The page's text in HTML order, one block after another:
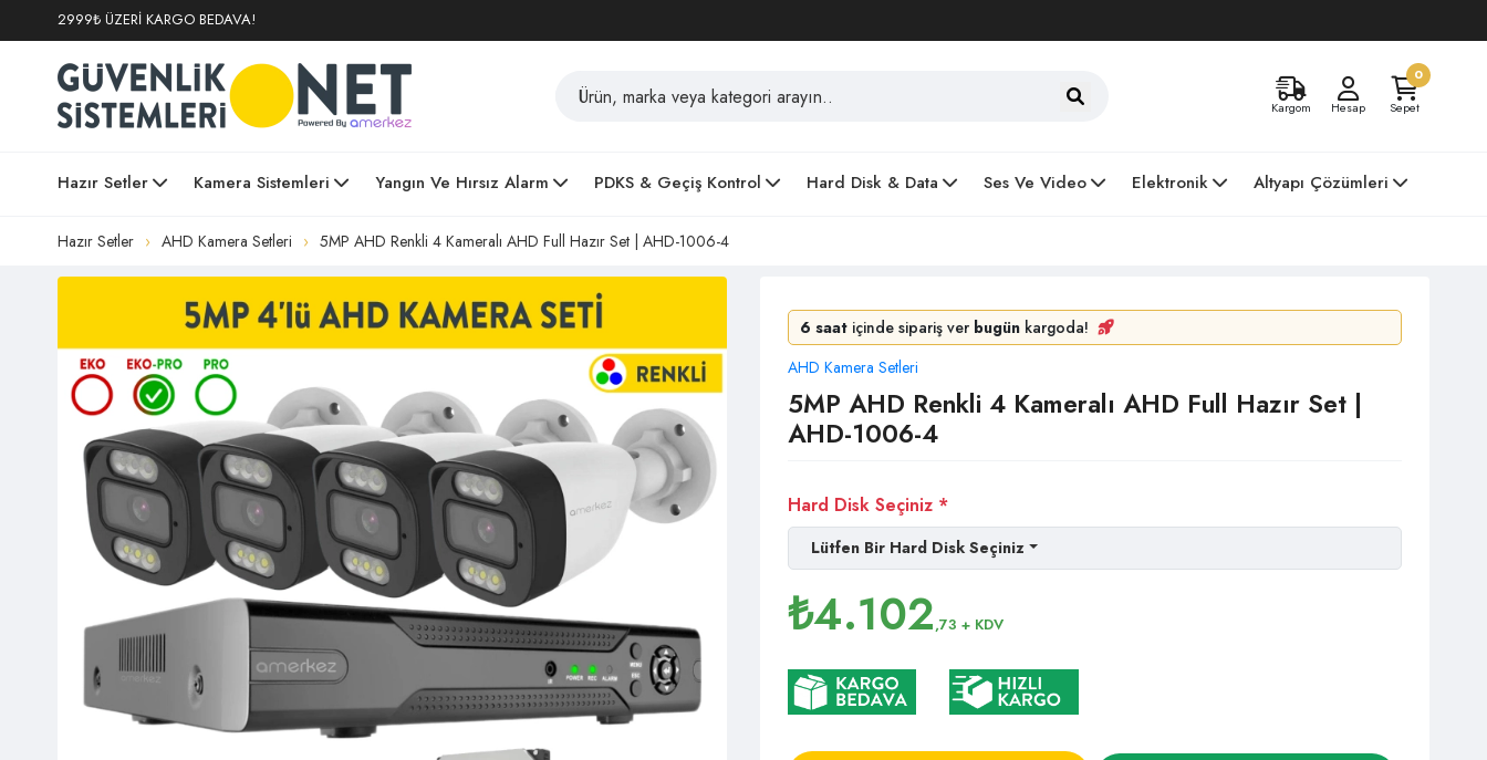
2999₺ ÜZERİ KARGO BEDAVA!
Kargom Hesap
0
Sepet
Hazır Setler Kamera Sistemleri Yangın Ve Hırsız Alarm PDKS & Geçiş Kontrol Hard Disk & Data Ses Ve Video Elektronik Altyapı Çözümleri
Hazır Setler AHD Kamera Setleri 5MP AHD Renkli 4 Kameralı AHD Full Hazır Set | AHD-1006-4
6 saat içinde sipariş ver bugün kargoda!
AHD Kamera Setleri
5MP AHD Renkli 4 Kameralı AHD Full Hazır Set |
AHD-1006-4
Hard Disk Seçiniz *
Lütfen Bir Hard Disk Seçiniz
₺4.102,73 + KDV